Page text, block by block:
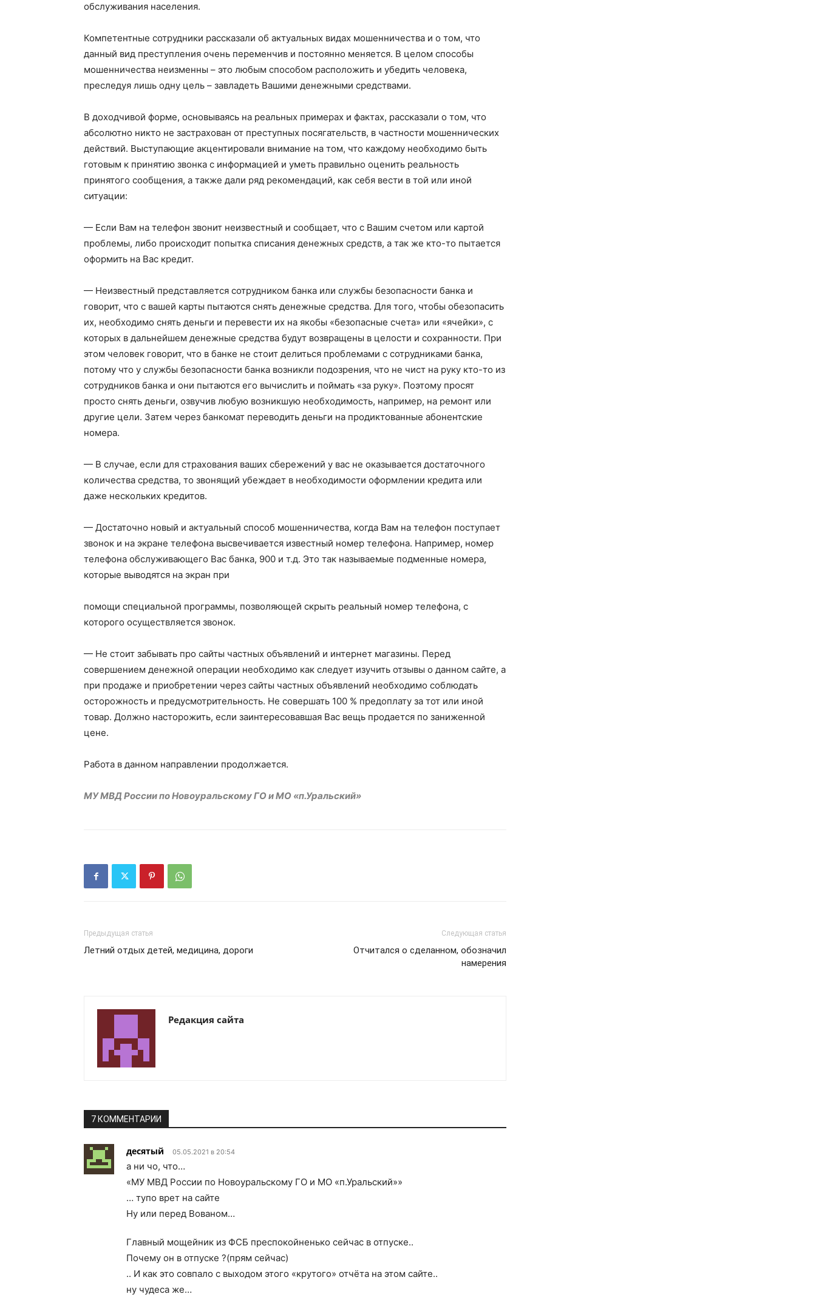
обслуживания населения.
Компетентные сотрудники рассказали об актуальных видах мошенничества и о том, что
данный вид преступления очень переменчив и постоянно меняется. В целом способы
мошенничества неизменны – это любым способом расположить и убедить человека,
преследуя лишь одну цель – завладеть Вашими денежными средствами.
В доходчивой форме, основываясь на реальных примерах и фактах, рассказали о том, что
абсолютно никто не застрахован от преступных посягательств, в частности мошеннических
действий. Выступающие акцентировали внимание на том, что каждому необходимо быть
готовым к принятию звонка с информацией и уметь правильно оценить реальность
принятого сообщения, а также дали ряд рекомендаций, как себя вести в той или иной
ситуации:
— Если Вам на телефон звонит неизвестный и сообщает, что с Вашим счетом или картой
проблемы, либо происходит попытка списания денежных средств, а так же кто-то пытается
оформить на Вас кредит.
— Неизвестный представляется сотрудником банка или службы безопасности банка и
говорит, что с вашей карты пытаются снять денежные средства. Для того, чтобы обезопасить
их, необходимо снять деньги и перевести их на якобы «безопасные счета» или «ячейки», с
которых в дальнейшем денежные средства будут возвращены в целости и сохранности. При
этом человек говорит, что в банке не стоит делиться проблемами с сотрудниками банка,
потому что у службы безопасности банка возникли подозрения, что не чист на руку кто-то из
сотрудников банка и они пытаются его вычислить и поймать «за руку». Поэтому просят
просто снять деньги, озвучив любую возникшую необходимость, например, на ремонт или
другие цели. Затем через банкомат переводить деньги на продиктованные абонентские
номера.
— В случае, если для страхования ваших сбережений у вас не оказывается достаточного
количества средства, то звонящий убеждает в необходимости оформлении кредита или
даже нескольких кредитов.
— Достаточно новый и актуальный способ мошенничества, когда Вам на телефон поступает
звонок и на экране телефона высвечивается известный номер телефона. Например, номер
телефона обслуживающего Вас банка, 900 и т.д. Это так называемые подменные номера,
которые выводятся на экран при
помощи специальной программы, позволяющей скрыть реальный номер телефона, с
которого осуществляется звонок.
— Не стоит забывать про сайты частных объявлений и интернет магазины. Перед
совершением денежной операции необходимо как следует изучить отзывы о данном сайте, а
при продаже и приобретении через сайты частных объявлений необходимо соблюдать
осторожность и предусмотрительность. Не совершать 100 % предоплату за тот или иной
товар. Должно насторожить, если заинтересовавшая Вас вещь продается по заниженной
цене.
Работа в данном направлении продолжается.
МУ МВД России по Новоуральскому ГО и МО «п.Уральский»
Предыдущая статья
Летний отдых детей, медицина, дороги
Следующая статья
Отчитался о сделанном, обозначил
намерения
Редакция сайта
7 КОММЕНТАРИИ
десятый 05.05.2021 в 20:54
а ни чо, что…
«МУ МВД России по Новоуральскому ГО и МО «п.Уральский»»
… тупо врет на сайте
Ну или перед Вованом…
Главный мощейник из ФСБ преспокойненько сейчас в отпуске..
Почему он в отпуске ?(прям сейчас)
.. И как это совпало с выходом этого «крутого» отчёта на этом сайте..
ну чудеса же…